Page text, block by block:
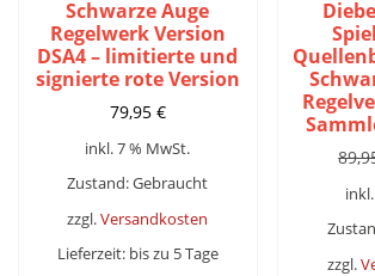
Schwarze Auge
Regelwerk Version
DSA4 – limitierte und
signierte rote Version
79,95 €
inkl. 7 % MwSt.
Zustand: Gebraucht
zzgl.Versandkosten
Lieferzeit: bis zu 5 Tage
zzgl.